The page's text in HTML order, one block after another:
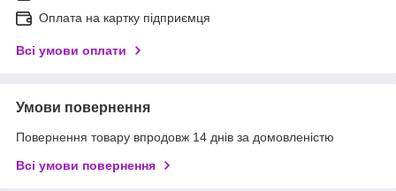
Оплата на картку підприємця
Всі умови оплати
Умови повернення
Повернення товару впродовж 14 днів за домовленістю
Всі умови повернення